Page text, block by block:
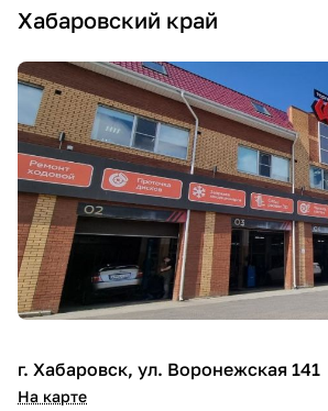
Хабаровский край
г. Хабаровск, ул. Воронежская 141
На карте